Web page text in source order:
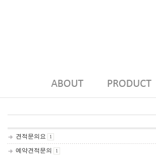
견적문의요 1
예약견적문의 1